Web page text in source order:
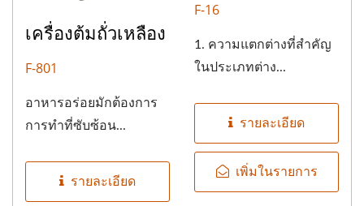
เครื่องต้มถั่วเหลือง
F-801
อาหารอร่อยมักต้องการ
การทำที่ซับซ้อน...
รายละเอียด
F-16
1. ความแตกต่างที่สำคัญ
ในประเภทต่าง...
รายละเอียด
เพิ่มในรายการ